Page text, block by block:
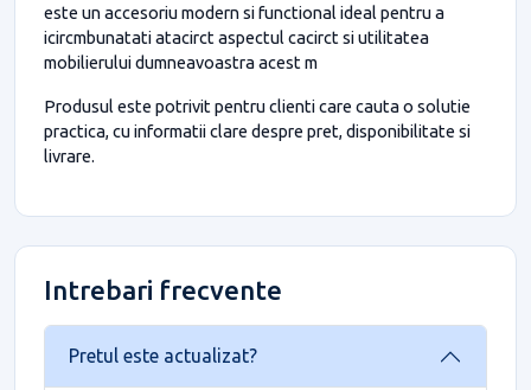
este un accesoriu modern si functional ideal pentru a
icircmbunatati atacirct aspectul cacirct si utilitatea
mobilierului dumneavoastra acest m
Produsul este potrivit pentru clienti care cauta o solutie
practica, cu informatii clare despre pret, disponibilitate si
livrare.
Intrebari frecvente
Pretul este actualizat?